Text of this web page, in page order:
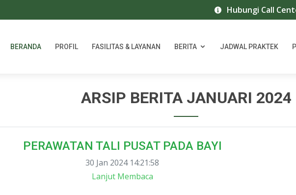
Hubungi Call Center RS
BERANDA PROFIL FASILITAS & LAYANAN BERITA JADWAL PRAKTEK
ARSIP BERITA JANUARI 2024
PERAWATAN TALI PUSAT PADA BAYI
30 Jan 2024 14:21:58
Lanjut Membaca